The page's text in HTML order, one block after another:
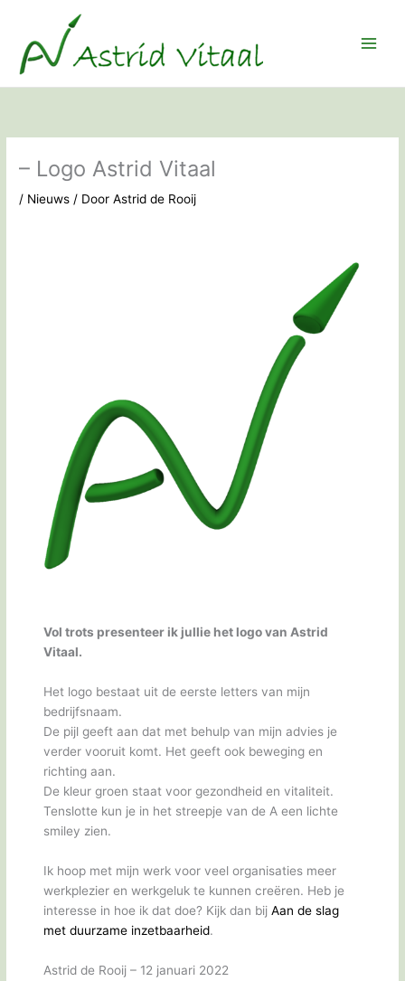
inhoud
– Logo Astrid Vitaal
/ Nieuws / DoorAstrid de Rooij
Vol trots presenteer ik jullie het logo van Astrid
Vitaal.
Het logo bestaat uit de eerste letters van mijn
bedrijfsnaam.
De pijl geeft aan dat met behulp van mijn advies je
verder vooruit komt. Het geeft ook beweging en
richting aan.
De kleur groen staat voor gezondheid en vitaliteit.
Tenslotte kun je in het streepje van de A een lichte
smiley zien.
Ik hoop met mijn werk voor veel organisaties meer
werkplezier en werkgeluk te kunnen creëren. Heb je
interesse in hoe ik dat doe? Kijk dan bijAan de slag
met duurzame inzetbaarheid.
Astrid de Rooij – 12 januari 2022